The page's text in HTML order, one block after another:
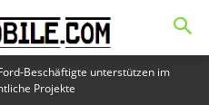
Beschäftigte unterstützen im
Projekte